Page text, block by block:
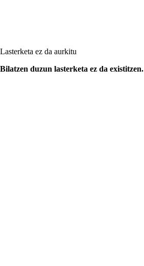
Lasterketa ez da aurkitu
Bilatzen duzun lasterketa ez da existitzen.